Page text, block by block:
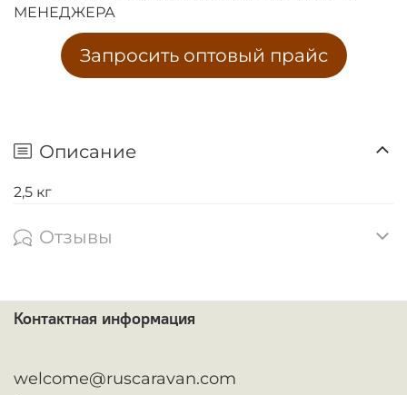
МЕНЕДЖЕРА
Запросить оптовый прайс
Описание
2,5 кг
Отзывы
Контактная информация
welcome@ruscaravan.com